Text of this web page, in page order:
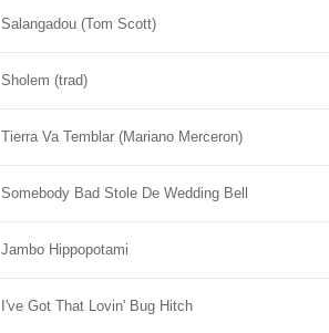
Salangadou (Tom Scott)
Sholem (trad)
Tierra Va Temblar (Mariano Merceron)
Somebody Bad Stole De Wedding Bell
Jambo Hippopotami
I've Got That Lovin' Bug Hitch